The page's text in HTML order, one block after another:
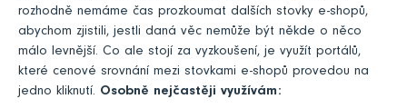
rozhodně nemáme čas prozkoumat dalších stovky e-shopů,
abychom zjistili, jestli daná věc nemůže být někde o něco
málo levnější. Co ale stojí za vyzkoušení, je využít portálů,
které cenové srovnání mezi stovkami e-shopů provedou na
jedno kliknutí. Osobně nejčastěji využívám: